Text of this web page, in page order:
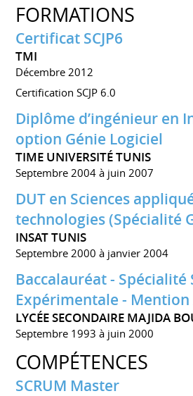
FORMATIONS
Certificat SCJP6
TMI
Décembre 2012
Certification SCJP 6.0
Diplôme d’ingénieur en
option Génie Logiciel
TIME UNIVERSITÉ TUNIS
Septembre 2004 à juin 2007
DUT en Sciences
technologies (Spécialité
INSAT TUNIS
Septembre 2000 à janvier 2004
Baccalauréat - Spécialité
Expérimentale - Mention
LYCÉE SECONDAIRE MAJIDA
Septembre 1993 à juin 2000
COMPÉTENCES
SCRUM Master